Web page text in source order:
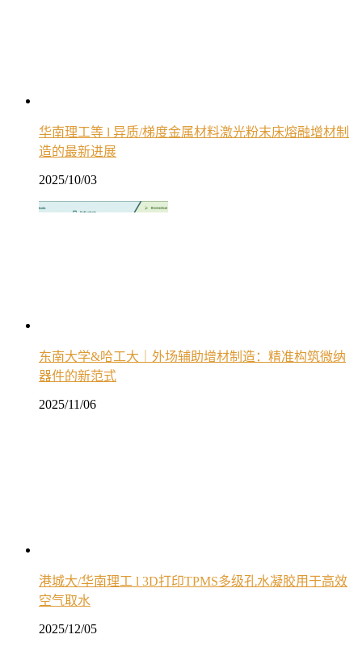
华南理工等 l 异质/梯度金属材料激光粉末床熔融增材制
造的最新进展
2025/10/03
东南大学&哈工大｜外场辅助增材制造：精准构筑微纳
器件的新范式
2025/11/06
港城大/华南理工 l 3D打印TPMS多级孔水凝胶用于高效
空气取水
2025/12/05